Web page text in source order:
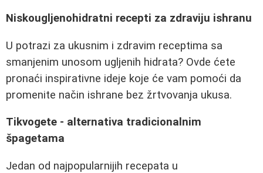
Niskougljenohidratni recepti za zdraviju ishranu
U potrazi za ukusnim i zdravim receptima sa
smanjenim unosom ugljenih hidrata? Ovde ćete
pronaći inspirativne ideje koje će vam pomoći da
promenite način ishrane bez žrtvovanja ukusa.
Tikvogete - alternativa tradicionalnim
špagetama
Jedan od najpopularnijih recepata u